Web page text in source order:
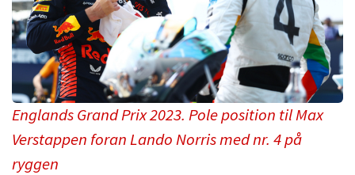
Englands Grand Prix 2023. Pole position til Max
Verstappen foran Lando Norris med nr. 4 på
ryggen